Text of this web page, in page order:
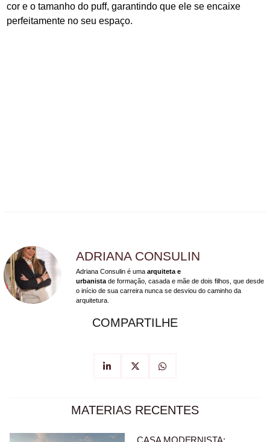
cor e o tamanho do puff, garantindo que ele se encaixe
perfeitamente no seu espaço.
ADRIANA CONSULIN
Adriana Consulin é uma arquiteta e
urbanista de formação, casada e mãe de dois filhos, que desde
o início de sua carreira nunca se desviou do caminho da
arquitetura.
COMPARTILHE
MATERIAS RECENTES
CASA MODERNISTA: